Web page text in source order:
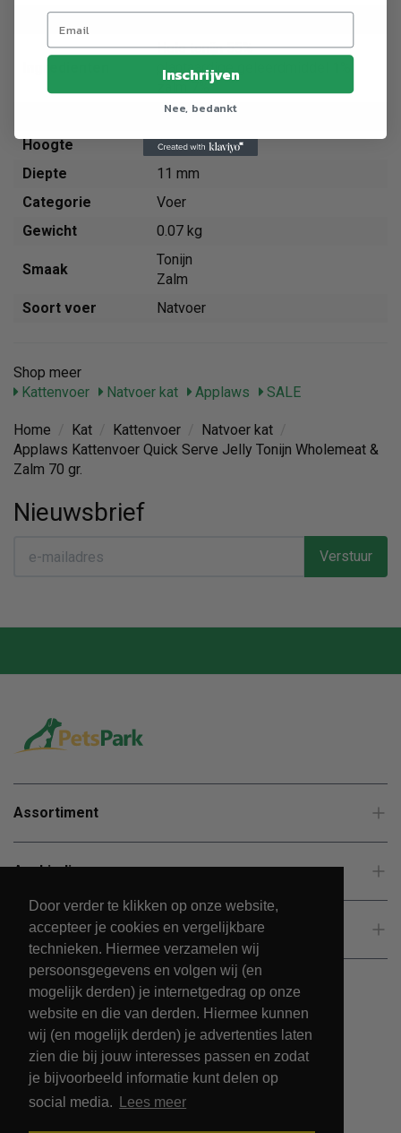
Door verder te klikken op onze website,
accepteer je cookies en vergelijkbare
technieken. Hiermee verzamelen wij
persoonsgegevens en volgen wij (en
mogelijk derden) je internetgedrag op onze
website en die van derden. Hiermee kunnen
wij (en mogelijk derden) je advertenties laten
zien die bij jouw interesses passen en zodat
je bijvoorbeeld informatie kunt delen op
social media.
Lees meer
Breedte
Hele tonijn 55%
plantaardige geleerdmiddel 1%
70 g
Hoogte
130 mm
Diepte
11 mm
Categorie
Voer
Gewicht
0.07 kg
Smaak
Tonijn
Zalm
Soort voer
Natvoer
Shop meer
Kattenvoer
Natvoer kat Applaws SALE
Home Kat Kattenvoer Natvoer kat
Applaws Kattenvoer Quick Serve Jelly Tonijn Wholemeat &
Zalm 70 gr.
Nieuwsbrief
Verstuur
Assortiment
Aanbiedingen
Klantenservice
© 2026 - PetsPark.nl.
Inschrijven
Nee, bedankt